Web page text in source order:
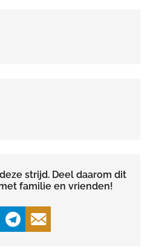
strijd. Deel daarom dit
familie en vrienden!